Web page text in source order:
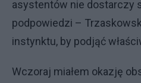
asystentów nie dostarczy
podpowiedzi –
instynktu, by podjąć
Wczoraj miałem okazję